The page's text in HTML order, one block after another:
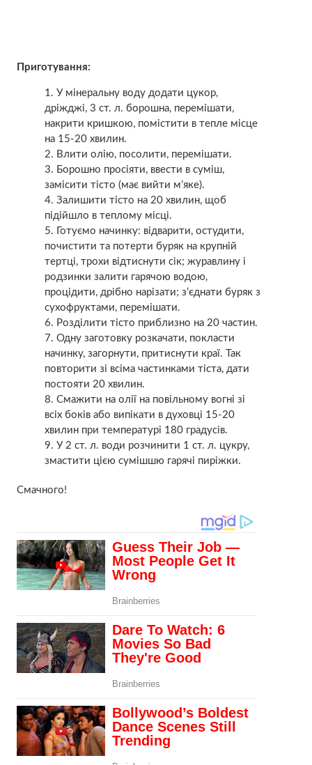
Приготування:
У мінеральну воду додати цукор,
дріжджі, 3 ст. л. борошна, перемішати,
накрити кришкою, помістити в тепле місце
на 15-20 хвилин.
Влити олію, посолити, перемішати.
Борошно просіяти, ввести в суміш,
замісити тісто (має вийти м’яке).
Залишити тісто на 20 хвилин, щоб
підійшло в теплому місці.
Готуємо начинку: відварити, остудити,
почистити та потерти буряк на крупній
тертці, трохи відтиснути сік; журавлину і
родзинки залити гарячою водою,
процідити, дрібно нарізати; з’єднати буряк з
сухофруктами, перемішати.
Розділити тісто приблизно на 20 частин.
Одну заготовку розкачати, покласти
начинку, загорнути, притиснути краї. Так
повторити зі всіма частинками тіста, дати
постояти 20 хвилин.
Смажити на олії на повільному вогні зі
всіх боків або випікати в духовці 15-20
хвилин при температурі 180 градусів.
У 2 ст. л. води розчинити 1 ст. л. цукру,
змастити цією сумішшю гарячі пиріжки.
Смачного!